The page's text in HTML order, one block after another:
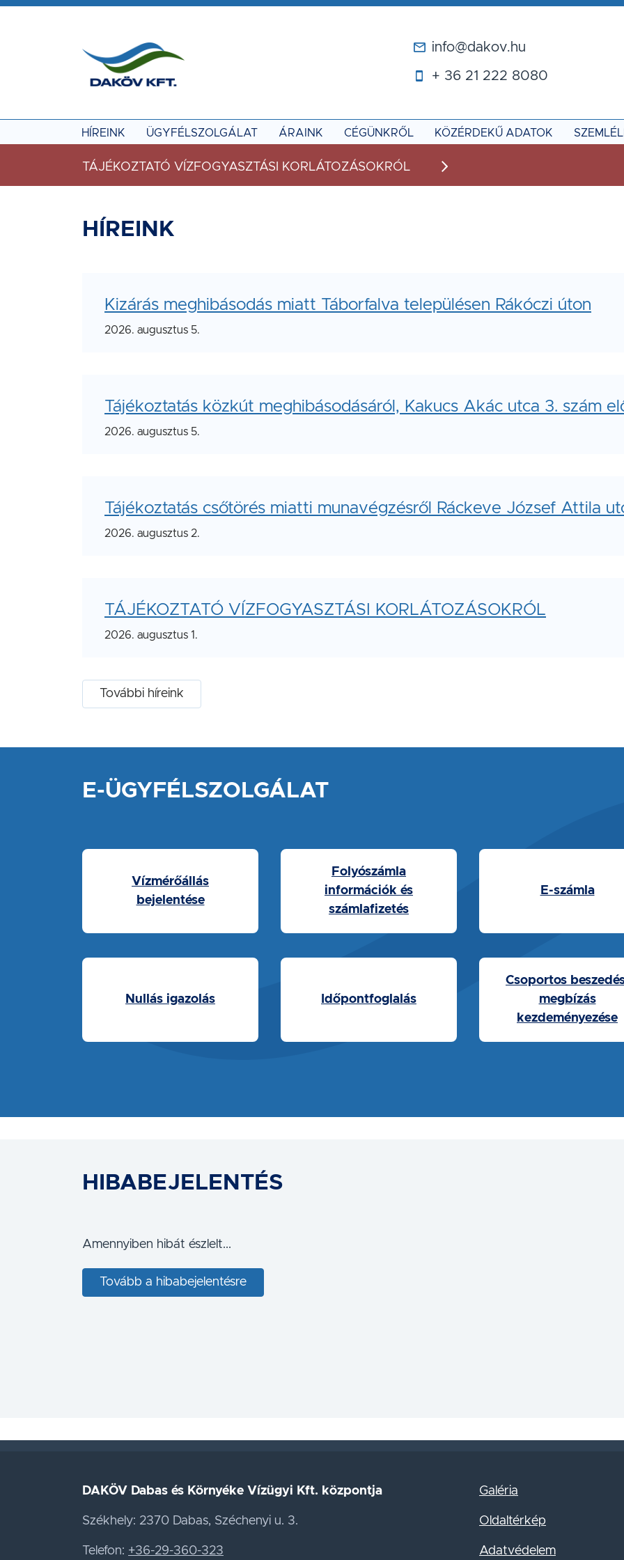
Tovább a tartalomhoz
info@dakov.hu
+ 36 21 222 8080
HÍREINK ÜGYFÉLSZOLGÁLAT ÁRAINK CÉGÜNKRŐL KÖZÉRDEKŰ ADATOK
TÁJÉKOZTATÓ VÍZFOGYASZTÁSI KORLÁTOZÁSOKRÓL
Online ügyfélszolgálati applikációk
HÍREINK
Kizárás meghibásodás miatt Táborfalva településen Rákóczi úton
2026. augusztus 5.
Tájékoztatás közkút meghibásodásáról, Kakucs Akác utca 3. szám
2026. augusztus 5.
Tájékoztatás csőtörés miatti munavégzésről Ráckeve József Attila
2026. augusztus 2.
TÁJÉKOZTATÓ VÍZFOGYASZTÁSI KORLÁTOZÁSOKRÓL
2026. augusztus 1.
További híreink
E-ÜGYFÉLSZOLGÁLAT
Vízmérőállás
bejelentése
Folyószámla
információk és
számlafizetés
E-számla
Nullás igazolás Időpontfoglalás
Csoportos
megbízás
kezdeményezése
HIBABEJELENTÉS
Amennyiben hibát észlelt...
Tovább a hibabejelentésre
DAKÖV Dabas és Környéke Vízügyi Kft. központja
Székhely: 2370 Dabas, Széchenyi u. 3.
Telefon: +36-29-360-323
Galéria
Oldaltérkép
Adatvédelem